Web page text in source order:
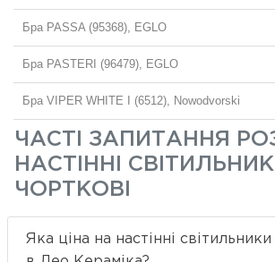
Бра PASSA (95368), EGLO
Бра PASTERI (96479), EGLO
Бра VIPER WHITE I (6512), Nowodvorski
ЧАСТІ ЗАПИТАННЯ
НАСТІННІ
ЧОРТКОВІ
Яка ціна на настінні